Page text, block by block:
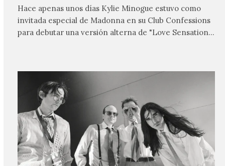
Hace apenas unos días Kylie Minogue estuvo como
invitada especial de Madonna en su Club Confessions
para debutar una versión alterna de "Love Sensation",